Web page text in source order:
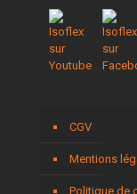
CGV
Mentions
Politique de